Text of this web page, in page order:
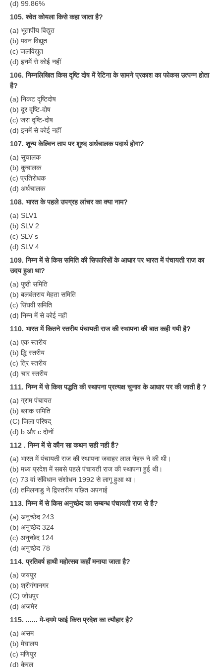
(d) 99.86%
105. श्वेत कोयला किसे कहा जाता है?
(a) भूतापीय विद्युत
(b) पवन विद्युत
(c) जलविद्युत
(d) इनमें से कोई नहीं
106. निम्नलिखित किस दृष्टि दोष में रेटिना के सामने प्रकाश का फोकस उत्पन्न होता
है?
(a) निकट दृष्टिदोष
(b) दूर दृष्टि-दोष
(c) जरा दृष्टि-दोष
(d) इनमें से कोई नहीं
107. शून्य केल्विन ताप पर शुध्द अर्धचालक पदार्थ होगा?
(a) सुचालक
(b) कुचालक
(c) प्रतिरोधक
(d) अर्धचालक
108. भारत के पहले उपग्रह लांचर का क्या नाम?
(a) SLV1
(b) SLV 2
(c) SLV s
(d) SLV 4
109. निम्न में से किस समिति की सिफारिसों के आधार पर भारत में पंचायती राज का
उदय हुआ था?
(a) पुष्ठी समिति
(b) बलवंतराय मेहता समिति
(c) सिंघवी समिति
(d) निम्न में से कोई नही
110. भारत में कितने स्तरीय पंचायती राज की स्थापना की बात कही गयी है?
(a) एक स्तरीय
(b) द्धि स्तरीय
(c) त्रि स्तरीय
(d) चार स्तरीय
111. निम्न में से किस पद्धति की स्थापना प्रत्यक्ष चुनाव के आधार पर की जाती है ?
(a) ग्राम पंचायत
(b) ब्लाक समिति
(C) जिला परिषद्
(d) b और c दोनों
112 . निम्न में से कौन सा कथन सही नही है?
(a) भारत में पंचायती राज की स्थापना जवाहर लाल नेहरु ने की थी।
(b) मध्य प्रदेश में सबसे पहले पंचायती राज की स्थापना हुई थी।
(c) 73 वां संविधान संशोधन 1992 से लागू हुआ था।
(d) तमिलनाडु ने द्विस्तरीय पछित अपनाई
113. निम्न में से किस अनुच्छेद का सम्बन्ध पंचायती राज से है?
(a) अनुच्छेद 243
(b) अनुच्छेद 324
(c) अनुच्छेद 124
(d) अनुच्छेद 78
114. प्रतिवर्ष हाथी महोत्सव कहाँ मनाया जाता है?
(a) जयपुर
(b) श्रीगंगानगर
(C) जोधपुर
(d) अजमेर
115. ...... मे-दममे फाई किस प्रदेश का त्यौहार है?
(a) असम
(b) मेघालय
(c) मणिपुर
(d) केरल